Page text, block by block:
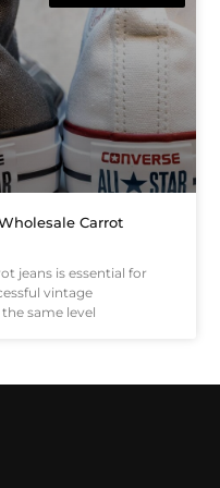
Carrot
jeans is essential for
vintage
same level